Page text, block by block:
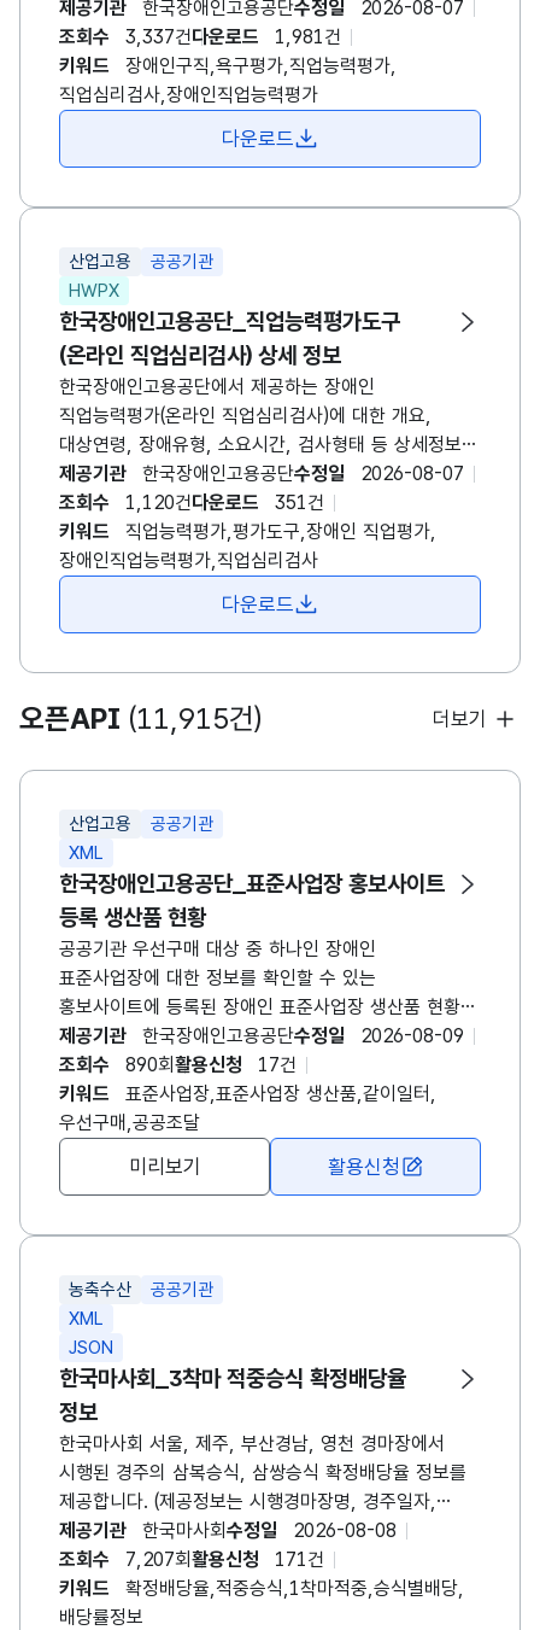
백분위점수 등에 대한 정보를 제공합니다. * 장애인
구직준비도 검사: 기존 장애인 구직욕구진단검사의
측정 영역 및 문항을 보완하여 개정한 검사로 구직을
희망하는 장애인에게 고용서비스를 제공하기 전
구직욕구가 어느 정도인지 확인하기 위해 실시하는
검사입니다. 구직 장애인의 구직욕구 수준, 보완할 영역
이루어질 수 있도록 지원합니다.
제공기관 한국장애인고용공단수정일
2026-08-07
조회수
3,337건다운로드
1,981건
키워드
장애인구직,욕구평가,직업능력평가,
직업심리검사,장애인직업능력평가
다운로드
산업고용
공공기관
HWPX
한국장애인고용공단_직업능력평가도구
(온라인 직업심리검사) 상세 정보
한국장애인고용공단에서 제공하는 장애인
직업능력평가(온라인 직업심리검사)에 대한 개요,
대상연령, 장애유형, 소요시간, 검사형태 등 상세정보
제공 * 온라인 직업심리검사: 오프라인(면대면)
형태로만 실시하던 검사를 시간과 공간의 제약 없이
활용할 수 있도록 온라인 형태로 구현한 검사입니다.
공단에서 개발한 직업심리검사 중 구직자 스스로
검사를 실시하고 결과를 확인할 수 있는 검사들을
온라인화 하였습니다. 검사 리스트: 자기개념검사/
취업준비체크리스트/직업기능스크리닝검사/KEAD
청소년 직업적성검사/장애인 구직준비도검사/
장애청소년 진로성숙도검사/장애인용 중장년
제공기관 한국장애인고용공단수정일
2026-08-07
조회수
1,120건다운로드
351건
키워드
직업능력평가,평가도구,장애인 직업평가,
장애인직업능력평가,직업심리검사
다운로드
오픈API (11,915건) 더보기
산업고용
공공기관
XML
한국장애인고용공단_표준사업장 홍보사이트
등록 생산품 현황
공공기관 우선구매 대상 중 하나인 장애인
표준사업장에 대한 정보를 확인할 수 있는
홍보사이트에 등록된 장애인 표준사업장 생산품 현황
데이터로, 기업명, 상품명, 판매가격 등의 항목을
포함한 OpenAPI입니다. 등록 생산품 정보는
한국장애인고용공단 장애인 표준사업장 생산품
홍보사이트
(https://www.withplus.or.kr/user/home.do)에서도
확인 가능합니다. 생산품 정보는 장애인
수정 및 갱신되고 있습니다. 다만, 장애인 표준사업장
제공하고 있지 않은 점 참고 바랍니다.
제공기관 한국장애인고용공단수정일
2026-08-09
조회수
890회 활용신청
17건
키워드
표준사업장,표준사업장 생산품,같이일터,
우선구매,공공조달
미리보기 활용신청
농축수산
공공기관
XML
JSON
한국마사회_3착마 적중승식 확정배당율
정보
한국마사회 서울, 제주, 부산경남, 영천 경마장에서
시행된 경주의 삼복승식, 삼쌍승식 확정배당율 정보를
제공합니다. (제공정보는 시행경마장명, 경주일자,
경주번호, 승식, 1착마출주번호, 2착마출주번호,
3착마출주번호, 배당율 자료입니다.) ※ 경마용어
베팅승식 - 단승식 : 1등으로 도착할 말 1두를
적중시키는 방식입니다. - 연승식 : 1~3등 안에 들어올
제공기관 한국마사회 수정일
2026-08-08
조회수
7,207회 활용신청
171건
키워드
확정배당율,적중승식,1착마적중,승식별배당,
배당률정보